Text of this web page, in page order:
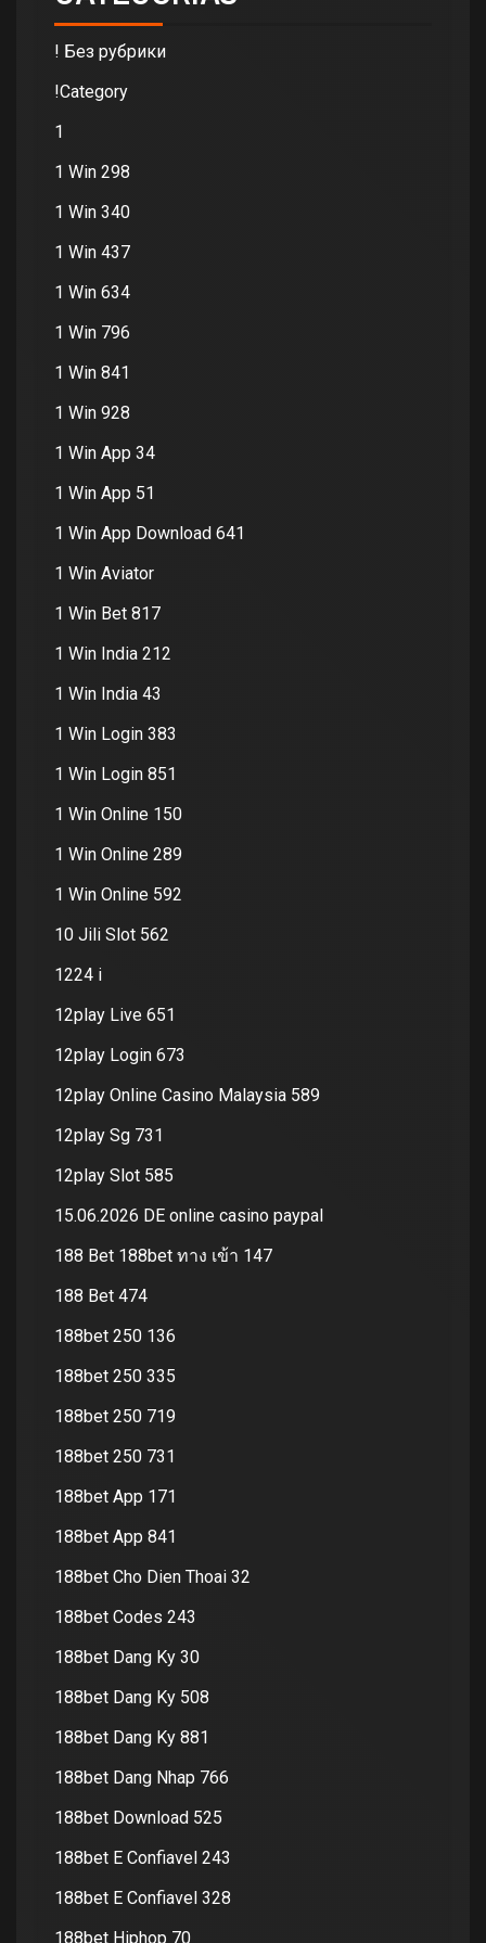
! Без рубрики
!Category
1
1 Win 298
1 Win 340
1 Win 437
1 Win 634
1 Win 796
1 Win 841
1 Win 928
1 Win App 34
1 Win App 51
1 Win App Download 641
1 Win Aviator
1 Win Bet 817
1 Win India 212
1 Win India 43
1 Win Login 383
1 Win Login 851
1 Win Online 150
1 Win Online 289
1 Win Online 592
10 Jili Slot 562
1224 i
12play Live 651
12play Login 673
12play Online Casino Malaysia 589
12play Sg 731
12play Slot 585
15.06.2026 DE online casino paypal
188 Bet 188bet ทาง เข้า 147
188 Bet 474
188bet 250 136
188bet 250 335
188bet 250 719
188bet 250 731
188bet App 171
188bet App 841
188bet Cho Dien Thoai 32
188bet Codes 243
188bet Dang Ky 30
188bet Dang Ky 508
188bet Dang Ky 881
188bet Dang Nhap 766
188bet Download 525
188bet E Confiavel 243
188bet E Confiavel 328
188bet Hiphop 70